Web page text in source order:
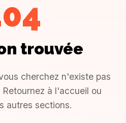
trouvée
cherchez n'existe pas
à l'accueil ou
autres sections.